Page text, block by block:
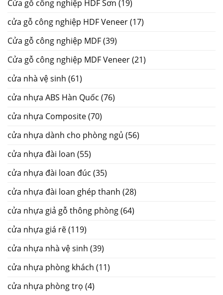
Cửa gỗ công nghiệp HDF Sơn (19)
cửa gỗ công nghiệp HDF Veneer(17)
Cửa gỗ công nghiệp MDF(39)
Cửa gỗ công nghiệp MDF Veneer(21)
cửa nhà vệ sinh (61)
cửa nhựa ABS Hàn Quốc (76)
cửa nhựa Composite(70)
cửa nhựa dành cho phòng ngủ (56)
cửa nhựa đài loan (55)
cửa nhựa đài loan đúc (35)
cửa nhựa đài loan ghép thanh (28)
cửa nhựa giả gỗ thông phòng(64)
cửa nhựa giá rẽ(119)
cửa nhựa nhà vệ sinh (39)
cửa nhựa phòng khách (11)
cửa nhựa phòng trọ (4)